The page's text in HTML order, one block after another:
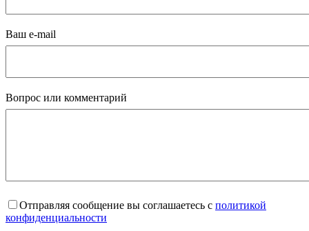
Ваш e-mail
Вопрос или комментарий
Отправляя сообщение вы соглашаетесь с политикой
конфиденциальности